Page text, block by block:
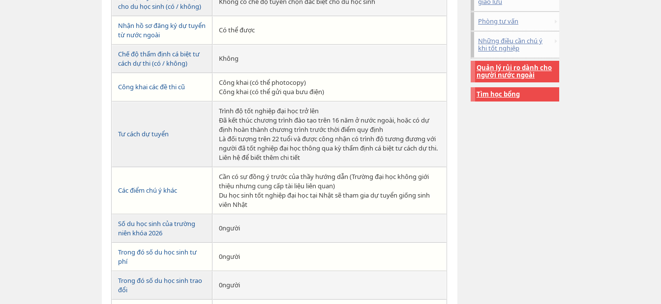
cho du học sinh (có / không)
Nhận hồ sơ đăng ký dự tuyển
từ nước ngoài
Có thể được
Chế độ thẩm định cá biệt tư
cách dự thi (có / không)
Không
Công khai các đề thi cũ
Công khai (có thể photocopy)
Công khai (có thể gửi qua bưu điện)
Tư cách dự tuyển
Trình độ tốt nghiệp đại học trở lên
Đã kết thúc chương trình đào tạo trên 16 năm ở nước ngoài, hoặc có dự
định hoàn thành chương trình trước thời điểm quy định
Là đối tượng trên 22 tuổi và được công nhận có trình độ tương đương với
người đã tốt nghiệp đại học thông qua kỳ thẩm định cá biệt tư cách dự thi.
Liên hệ để biết thêm chi tiết
Các điểm chú ý khác
Cần có sự đồng ý trước của thầy hướng dẫn (Trường đại học không giới
thiệu nhưng cung cấp tài liệu liên quan)
Du học sinh tốt nghiệp đại học tại Nhật sẽ tham gia dự tuyển giống sinh
viên Nhật
Số du học sinh của trường
niên khóa 2026
0người
Trong đó số du học sinh tư
phí
0người
Trong đó số du học sinh trao
đổi
0người
Phòng tư vấn
Những điều cần chú ý
khi tốt nghiệp
Quản lý rủi ro dành cho
người nước ngoài
Tìm học bổng